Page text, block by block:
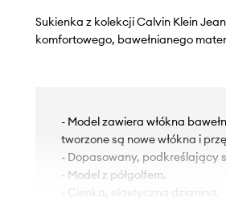
Sukienka z kolekcji Calvin Klein
komfortowego, bawełnianego
- Model zawiera włókna
tworzone są nowe włókna i
- Dopasowany, podkreślający
- Model z półgolfem.
- Cienka, elastyczna dzianina.